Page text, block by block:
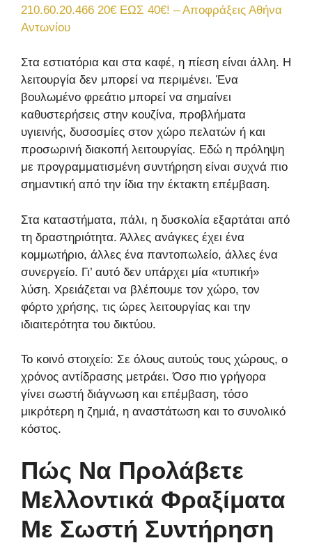
210.60.20.466 20€ ΕΩΣ 40€! – Αποφράξεις Αθήνα
Αντωνίου
Στα εστιατόρια και στα καφέ, η πίεση είναι άλλη. Η
λειτουργία δεν μπορεί να περιμένει. Ένα
βουλωμένο φρεάτιο μπορεί να σημαίνει
καθυστερήσεις στην κουζίνα, προβλήματα
υγιεινής, δυσοσμίες στον χώρο πελατών ή και
προσωρινή διακοπή λειτουργίας. Εδώ η πρόληψη
με προγραμματισμένη συντήρηση είναι συχνά πιο
σημαντική από την ίδια την έκτακτη επέμβαση.
Στα καταστήματα, πάλι, η δυσκολία εξαρτάται από
τη δραστηριότητα. Άλλες ανάγκες έχει ένα
κομμωτήριο, άλλες ένα παντοπωλείο, άλλες ένα
συνεργείο. Γι’ αυτό δεν υπάρχει μία «τυπική»
λύση. Χρειάζεται να βλέπουμε τον χώρο, τον
φόρτο χρήσης, τις ώρες λειτουργίας και την
ιδιαιτερότητα του δικτύου.
Το κοινό στοιχείο: Σε όλους αυτούς τους χώρους, ο
χρόνος αντίδρασης μετράει. Όσο πιο γρήγορα
γίνει σωστή διάγνωση και επέμβαση, τόσο
μικρότερη η ζημιά, η αναστάτωση και το συνολικό
κόστος.
Πώς Να Προλάβετε
Μελλοντικά Φραξίματα
Με Σωστή Συντήρηση